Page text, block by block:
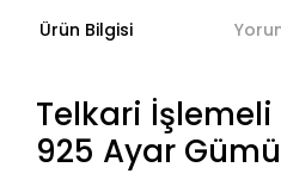
Ürün Bilgisi
Telkari
925 Ayar